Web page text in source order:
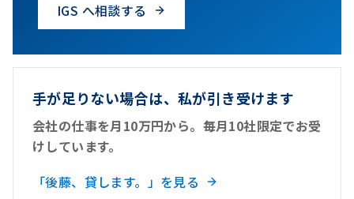
IGS へ相談する
手が足りない場合は、私が引き受けます
会社の仕事を月10万円から。毎月10社限定でお受
けしています。
「後藤、貸します。」を見る